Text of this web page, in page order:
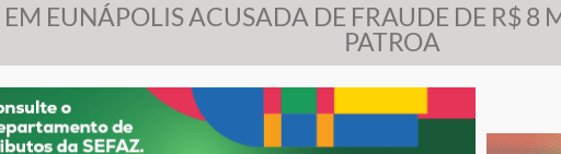
EM EUNÁPOLIS ACUSADA DE FRAUDE DE R$ 8
PATROA